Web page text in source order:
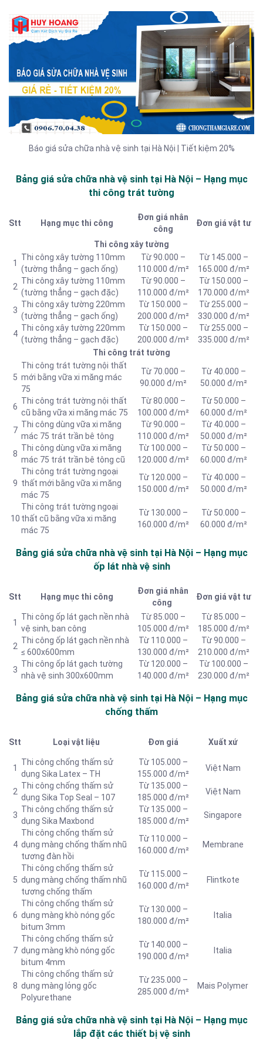
Báo giá sửa chữa nhà vệ sinh tại Hà Nội | Tiết kiệm 20%
Bảng giá sửa chữa nhà vệ sinh tại Hà Nội – Hạng mục
thi công trát tường
Stt Hạng mục thi công
Đơn giá nhân
công
Đơn giá vật tư
Thi công xây tường
1
Thi công xây tường 110mm
(tường thẳng – gạch ống)
Từ 90.000 –
110.000 đ/m²
Từ 145.000 –
165.000 đ/m²
2
Thi công xây tường 110mm
(tường thẳng – gạch đặc)
Từ 90.000 –
110.000 đ/m²
Từ 150.000 –
170.000 đ/m²
3
Thi công xây tường 220mm
(tường thẳng – gạch ống)
Từ 150.000 –
200.000 đ/m²
Từ 255.000 –
330.000 đ/m²
4
Thi công xây tường 220mm
(tường thẳng – gạch đặc)
Từ 150.000 –
200.000 đ/m²
Từ 255.000 –
335.000 đ/m²
Thi công trát tường
5
Thi công trát tường nội thất
mới bằng vữa xi măng mác
75
Từ 70.000 –
90.000 đ/m²
Từ 40.000 –
50.000 đ/m²
6
Thi công trát tường nội thất
cũ bằng vữa xi măng mác 75
Từ 80.000 –
100.000 đ/m²
Từ 50.000 –
60.000 đ/m²
7
Thi công dùng vữa xi măng
mác 75 trát trần bê tông
Từ 90.000 –
110.000 đ/m²
Từ 40.000 –
50.000 đ/m²
8
Thi công dùng vữa xi măng
mác 75 trát trần bê tông cũ
Từ 100.000 –
120.000 đ/m²
Từ 50.000 –
60.000 đ/m²
9
Thi công trát tường ngoại
thất mới bằng vữa xi măng
mác 75
Từ 120.000 –
150.000 đ/m²
Từ 40.000 –
50.000 đ/m²
10
Thi công trát tường ngoại
thất cũ bằng vữa xi măng
mác 75
Từ 130.000 –
160.000 đ/m²
Từ 50.000 –
60.000 đ/m²
Bảng giá sửa chữa nhà vệ sinh tại Hà Nội – Hạng mục
ốp lát nhà vệ sinh
Stt Hạng mục thi công
Đơn giá nhân
công
Đơn giá vật tư
1
Thi công ốp lát gạch nền nhà
vệ sinh, ban công
Từ 85.000 –
105.000 đ/m²
Từ 85.000 –
185.000 đ/m²
2
Thi công ốp lát gạch nền nhà
≤ 600x600mm
Từ 110.000 –
130.000 đ/m²
Từ 90.000 –
210.000 đ/m²
3
Thi công ốp lát gạch tường
nhà vệ sinh 300x600mm
Từ 120.000 –
140.000 đ/m²
Từ 100.000 –
230.000 đ/m²
Bảng giá sửa chữa nhà vệ sinh tại Hà Nội – Hạng mục
chống thấm
Stt Loại vật liệu Đơn giá Xuất xứ
1
Thi công chống thấm sử
dụng Sika Latex – TH
Từ 105.000 –
155.000 đ/m²
Việt Nam
2
Thi công chống thấm sử
dụng Sika Top Seal – 107
Từ 135.000 –
185.000 đ/m²
Việt Nam
3
Thi công chống thấm sử
dụng Sika Maxbond
Từ 135.000 –
185.000 đ/m²
Singapore
4
Thi công chống thấm sử
dụng màng chống thấm nhũ
tương đàn hồi
Từ 110.000 –
160.000 đ/m²
Membrane
5
Thi công chống thấm sử
dụng màng chống thấm nhũ
tương chống thấm
Từ 115.000 –
160.000 đ/m²
Flintkote
6
Thi công chống thấm sử
dụng màng khò nóng gốc
bitum 3mm
Từ 130.000 –
180.000 đ/m²
Italia
7
Thi công chống thấm sử
dụng màng khò nóng gốc
bitum 4mm
Từ 140.000 –
190.000 đ/m²
Italia
8
Thi công chống thấm sử
dụng màng lỏng gốc
Polyurethane
Từ 235.000 –
285.000 đ/m²
Mais Polymer
Bảng giá sửa chữa nhà vệ sinh tại Hà Nội – Hạng mục
lắp đặt các thiết bị vệ sinh